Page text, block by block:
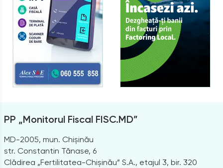
PP „Monitorul Fiscal FISC.MD”
MD-2005, mun. Chișinău
str. Constantin Tănase, 6
Clădirea „Fertilitatea-Chișinău” S.A., etajul 3, bir. 320